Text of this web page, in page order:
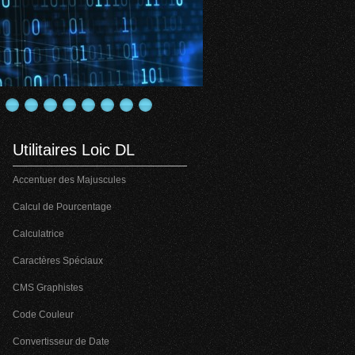
Utilitaires Loic DL
Accentuer des Majuscules
Calcul de Pourcentage
Calculatrice
Caractères Spéciaux
CMS Graphistes
Code Couleur
Convertisseur de Date